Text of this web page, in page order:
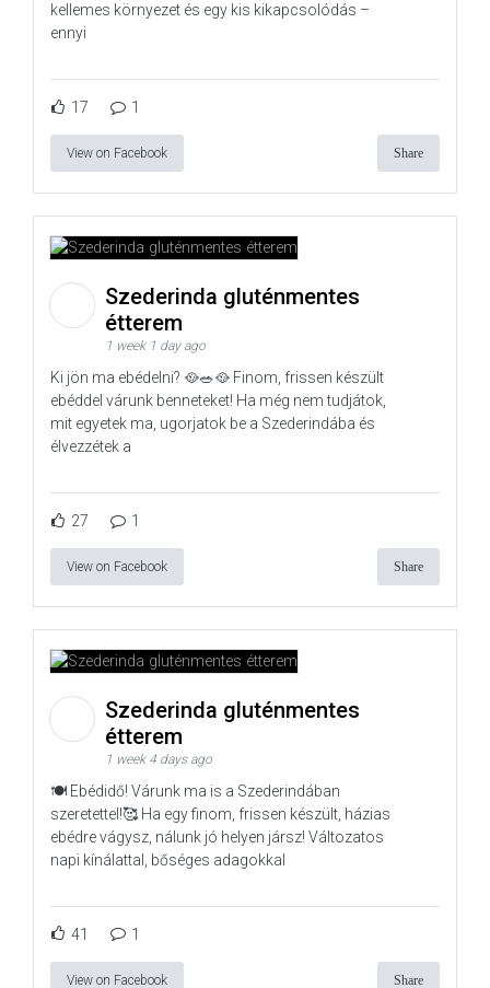
kellemes környezet és egy kis kikapcsolódás –
ennyi
17 1
View on Facebook Share
Szederinda gluténmentes
étterem
1 week 1 day ago
Ki jön ma ebédelni? 🥘🥗🥘 Finom, frissen készült
ebéddel várunk benneteket! Ha még nem tudjátok,
mit egyetek ma, ugorjatok be a Szederindába és
élvezzétek a
27 1
View on Facebook Share
Szederinda gluténmentes
étterem
1 week 4 days ago
🍽️ Ebédidő! Várunk ma is a Szederindában
szeretettel!🥰 Ha egy finom, frissen készült, házias
ebédre vágysz, nálunk jó helyen jársz! Változatos
napi kínálattal, bőséges adagokkal
41 1
View on Facebook Share